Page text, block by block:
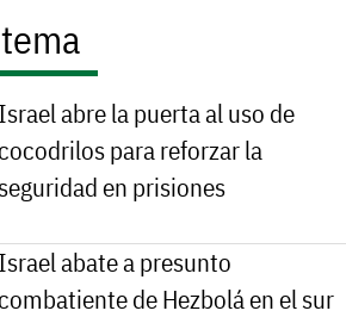
Israel abre la puerta al uso de
para reforzar la
en prisiones
Israel abate a presunto
de Hezbolá en el sur